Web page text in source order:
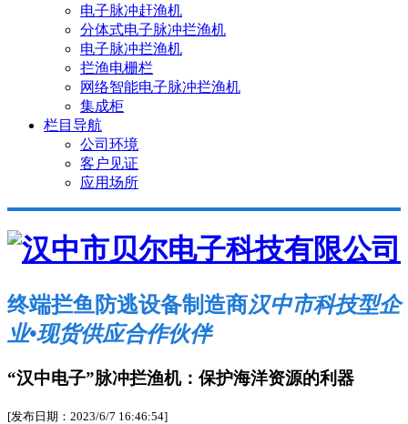
电子脉冲赶渔机
分体式电子脉冲拦渔机
电子脉冲拦渔机
拦渔电栅栏
网络智能电子脉冲拦渔机
集成柜
栏目导航
公司环境
客户见证
应用场所
终端拦鱼防逃设备制造商汉中市科技型企
业•现货供应合作伙伴
“汉中电子”脉冲拦渔机：保护海洋资源的利器
[发布日期：2023/6/7 16:46:54]